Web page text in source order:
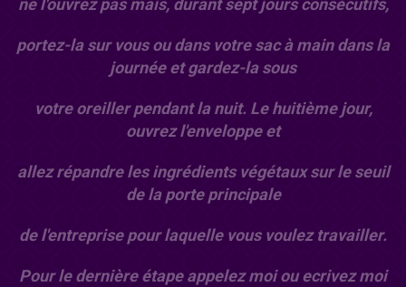
ne l'ouvrez pas mais, durant sept jours consécutifs,
portez-la sur vous ou dans votre sac à main dans la
journée et gardez-la sous
votre oreiller pendant la nuit. Le huitième jour,
ouvrez l'enveloppe et
allez répandre les ingrédients végétaux sur le seuil
de la porte principale
de l'entreprise pour laquelle vous voulez travailler.
Pour le dernière étape appelez moi ou ecrivez moi